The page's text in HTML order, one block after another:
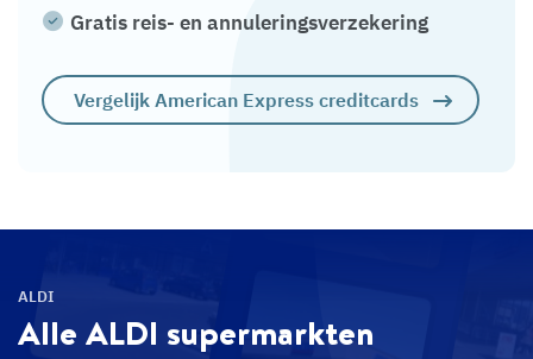
Gratis reis- en annuleringsverzekering
Vergelijk American Express creditcards
ALDI
Alle ALDI supermarkten